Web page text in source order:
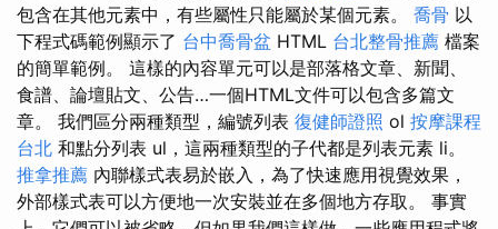
包含在其他元素中，有些屬性只能屬於某個元素。 喬骨 以
下程式碼範例顯示了 台中喬骨盆 HTML 台北整骨推薦 檔案
的簡單範例。 這樣的內容單元可以是部落格文章、新聞、
食譜、論壇貼文、公告…一個HTML文件可以包含多篇文
章。 我們區分兩種類型，編號列表 復健師證照 ol 按摩課程
台北 和點分列表 ul，這兩種類型的子代都是列表元素 li。
推拿推薦 內聯樣式表易於嵌入，為了快速應用視覺效果，
外部樣式表可以方便地一次安裝並在多個地方存取。 事實